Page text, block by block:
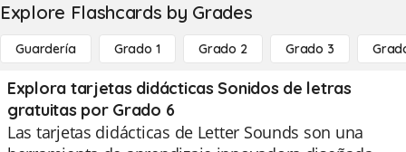
Explore Flashcards by Grades
Guardería Grado 1 Grado 2 Grado 3
Explora tarjetas didácticas Sonidos de letras
gratuitas por Grado 6
Las tarjetas didácticas de Letter Sounds son una